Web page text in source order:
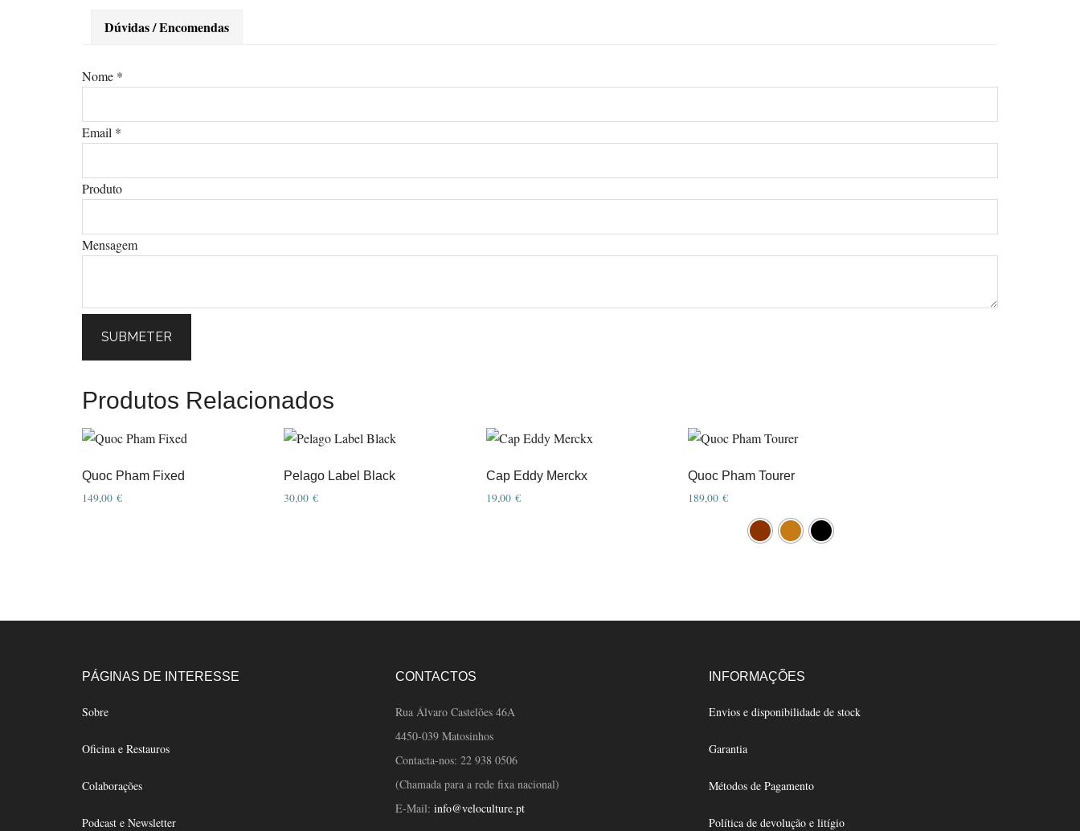
Dúvidas / Encomendas
Nome *
Email *
Produto
Mensagem
SUBMETER
Produtos Relacionados
Quoc Pham Fixed
149,00 €
The
may
chosen
the
page
Pelago Label Black
30,00€
Cap Eddy Merckx
19,00 €
Quoc Pham Tourer
189,00€
The
chosen
page
PÁGINAS DE INTERESSE
Sobre
Oficina e Restauros
Colaborações
Podcast e Newsletter
CONTACTOS
Rua Álvaro Castelões 46A
4450-039 Matosinhos
Contacta-nos: 22 938 0506
(Chamada para a rede fixa nacional)
E-Mail: info@veloculture.pt
INFORMAÇÕES
Envios e disponibilidade de stock
Garantia
Métodos de Pagamento
Política de devolução e litígio